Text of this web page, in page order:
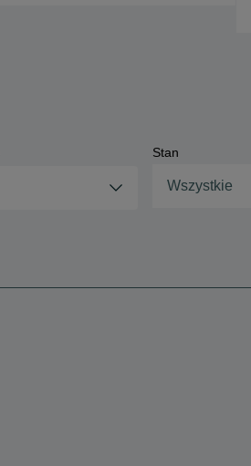
Stan
Wszystkie